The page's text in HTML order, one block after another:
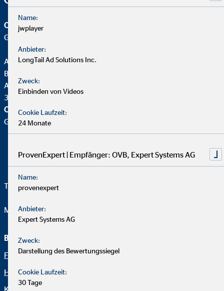
OVB Vermögensberatung AG
Geschäftsstelle | Gütersloh
Alexander Wessel
Bezirksleiter für die OVB
Alter Westring 12
33334 Gütersloh
OVB Vermögensberatung AG
Geschäftsstelle |
Telefon:+495241 222913
Mail:alexander.wessel@ovb.de
Beraterseite
Finanzierungsmöglichkeiten
Hypotheken Vor Tilgung
Karriere bei OVB
Datenschutz
Name:
jwplayer
Anbieter:
LongTail Ad Solutions Inc.
Zweck:
Einbinden von Videos
Cookie Laufzeit:
24 Monate
ProvenExpert | Empfänger: OVB, Expert Systems AG
Name:
provenexpert
Anbieter:
Expert Systems AG
Zweck:
Darstellung des Bewertungssiegel
Cookie Laufzeit:
30 Tage